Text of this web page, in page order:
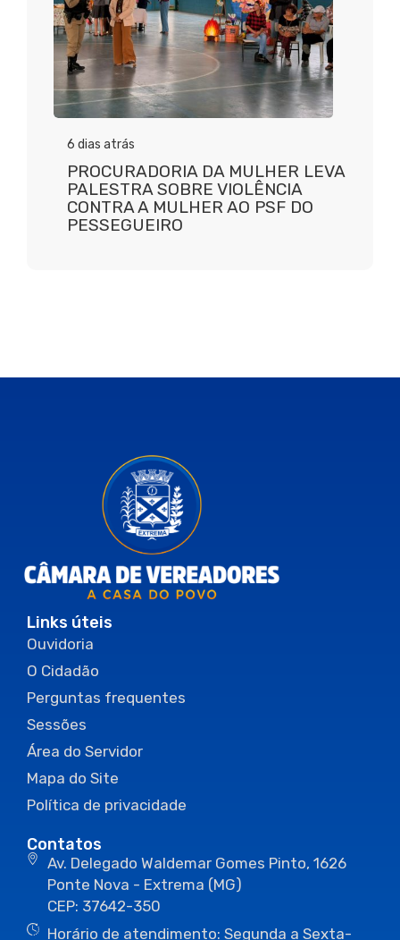
6 dias atrás
PROCURADORIA DA MULHER LEVA
PALESTRA SOBRE VIOLÊNCIA
CONTRA A MULHER AO PSF DO
PESSEGUEIRO
Links úteis
Ouvidoria
O Cidadão
Perguntas frequentes
Sessões
Área do Servidor
Mapa do Site
Política de privacidade
Contatos
Av. Delegado Waldemar Gomes Pinto, 1626
Ponte Nova - Extrema (MG)
CEP: 37642-350
Horário de atendimento: Segunda a Sexta-